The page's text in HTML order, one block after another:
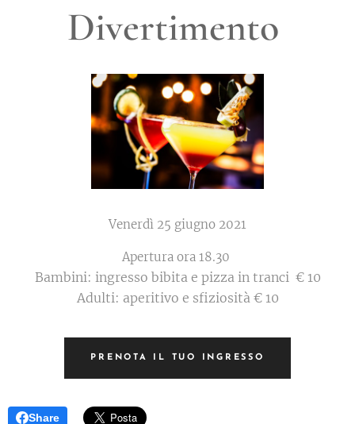
Divertimento
Venerdì 25 giugno 2021
Apertura ora 18.30
Bambini: ingresso bibita e pizza in tranci € 10
Adulti: aperitivo e sfiziosità € 10
PRENOTA IL TUO INGRESSO
Share